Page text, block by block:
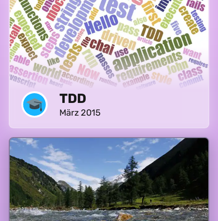
TDD
März 2015